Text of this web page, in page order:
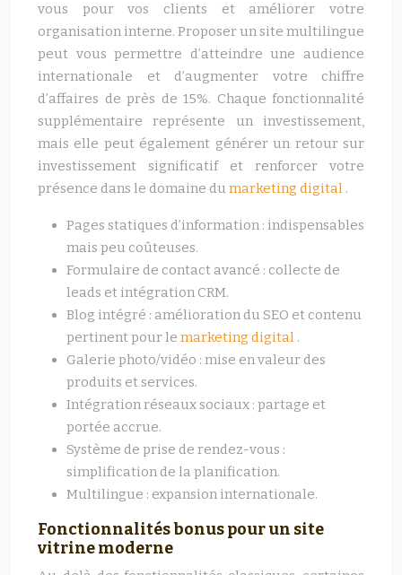
vous pour vos clients et améliorer votre
organisation interne. Proposer un site multilingue
peut vous permettre d’atteindre une audience
internationale et d’augmenter votre chiffre
d’affaires de près de 15%. Chaque fonctionnalité
supplémentaire représente un investissement,
mais elle peut également générer un retour sur
investissement significatif et renforcer votre
présence dans le domaine du marketing digital .
Pages statiques d’information : indispensables
mais peu coûteuses.
Formulaire de contact avancé : collecte de
leads et intégration CRM.
Blog intégré : amélioration du SEO et contenu
pertinent pour le marketing digital .
Galerie photo/vidéo : mise en valeur des
produits et services.
Intégration réseaux sociaux : partage et
portée accrue.
Système de prise de rendez-vous :
simplification de la planification.
Multilingue : expansion internationale.
Fonctionnalités bonus pour un site
vitrine moderne